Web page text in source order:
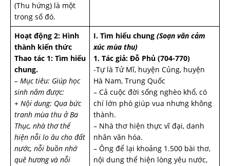
(Thu hứng) là một
trong số đó.
Hoạt động 2: Hình
thành kiến thức
Thao tác 1: Tìm hiểu
chung.
– Mục tiêu: Giúp học
sinh nắm được:
+ Nội dung: Qua bức
tranh mùa thu ở Ba
Thục, nhà thơ thể
hiện nỗi lo âu cho đất
nước, nỗi buồn nhớ
quê hương và nỗi
I. Tìm hiểu chung (Soạn văn cảm
xúc mùa thu)
1. Tác giả: Đỗ Phủ (704-770)
-Tự là Tử Mĩ, huyện Củng, huyện
Hà Nam, Trung Quốc
– Cả cuộc đời sống nghèo khổ, có
chí lớn phò giúp vua nhưng không
thành.
– Nhà thơ hiện thực vĩ đại, danh
nhân văn hóa.
– Ông để lại khoảng 1.500 bài thơ,
nội dung thể hiện lòng yêu nước,